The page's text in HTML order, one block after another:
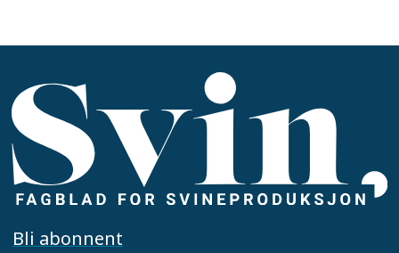
Bli abonnent